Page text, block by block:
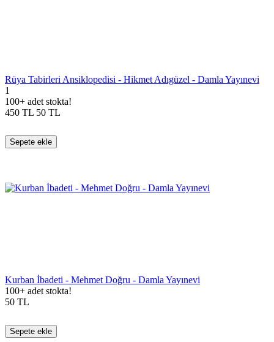
Rüya Tabirleri Ansiklopedisi - Hikmet Adıgüzel - Damla Yayınevi
1
100+ adet stokta!
450 TL 50 TL
Sepete ekle
Kurban İbadeti - Mehmet Doğru - Damla Yayınevi
100+ adet stokta!
50 TL
Sepete ekle